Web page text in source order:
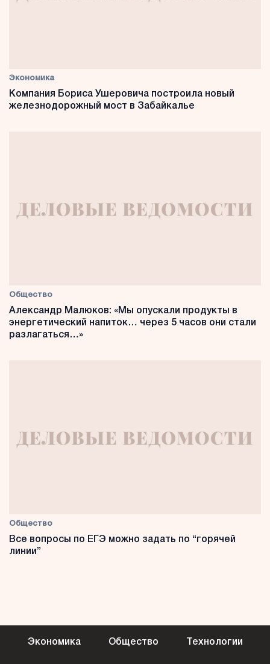
Экономика
Компания Бориса Ушеровича построила новый
железнодорожный мост в Забайкалье
Общество
Александр Малюков: «Мы опускали продукты в
энергетический напиток… через 5 часов они стали
разлагаться…»
Общество
Все вопросы по ЕГЭ можно задать по “горячей
линии”
Экономика Общество Технологии